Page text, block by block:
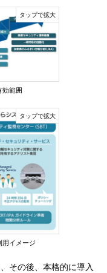
効範囲
用イメージ
その後、本格的に導入